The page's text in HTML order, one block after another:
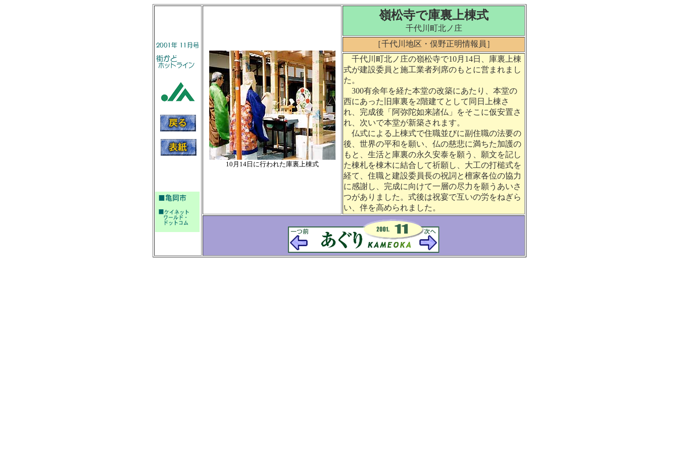
10月14日に行われた庫裏上棟式
嶺松寺で庫裏上棟式
千代川町北ノ庄
［千代川地区・俣野正明情報員］
千代川町北ノ庄の嶺松寺で10月14日、庫裏上棟
式が建設委員と施工業者列席のもとに営まれまし
た。
300有余年を経た本堂の改築にあたり、本堂の
西にあった旧庫裏を2階建てとして同日上棟さ
れ、完成後「阿弥陀如来諸仏」をそこに仮安置さ
れ、次いで本堂が新築されます。
仏式による上棟式で住職並びに副住職の法要の
後、世界の平和を願い、仏の慈悲に満ちた加護の
もと、生活と庫裏の永久安泰を願う、願文を記し
た棟札を棟木に結合して祈願し、大工の打槌式を
経て、住職と建設委員長の祝詞と檀家各位の協力
に感謝し、完成に向けて一層の尽力を願うあいさ
つがありました。式後は祝宴で互いの労をねぎら
い、伴を高められました。